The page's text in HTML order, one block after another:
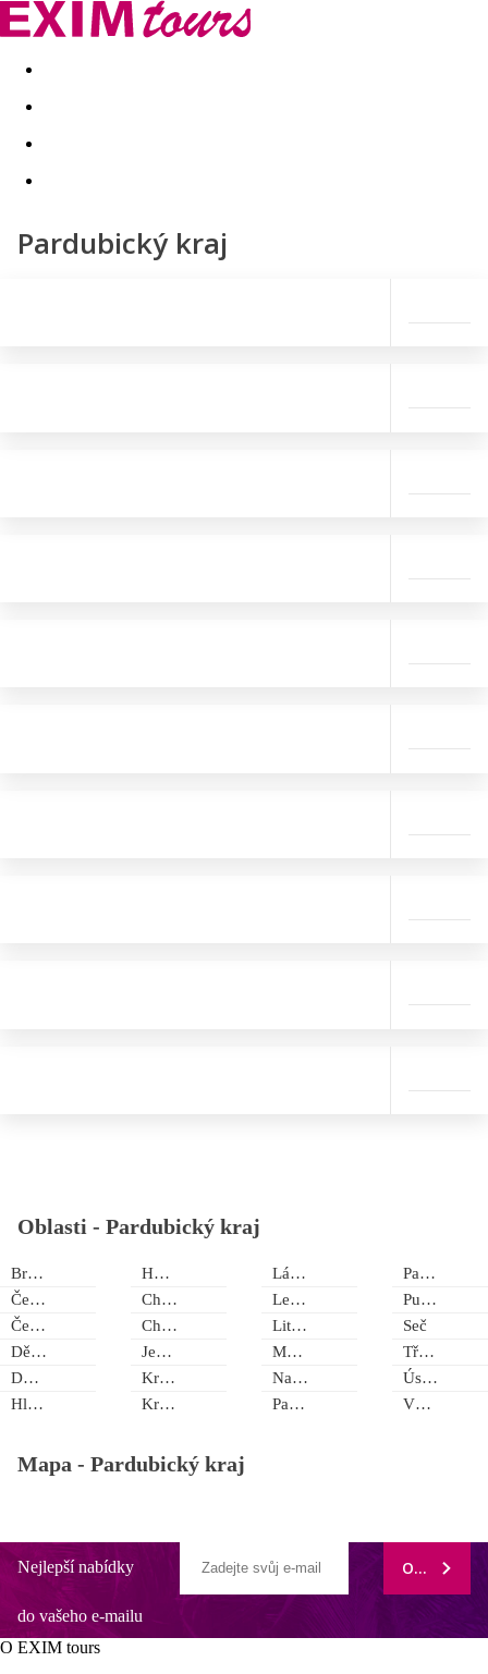
Akční nabídky Last minute
Pardubický kraj
Oblasti - Pardubický kraj
Brandýs nad Orlicí
Čenkovice
Červená Voda
Dědová
Dolní Morava
Hlinsko
Hoješín
Chrast
Chrudim
Jevíčko
Králíky
Kraskov
Lázně Bohdneč
Letohrad
Litomyšl
Moravská Třebová
Nasavrky
Pardubice
Pastviny - Nekoř
Pustá Rybná
Seč
Třemošnice
Ústí nad Orlicí
Výprachtice
Mapa - Pardubický kraj
Nejlepší nabídky
do vašeho e-mailu
ODEBÍRAT
O EXIM tours